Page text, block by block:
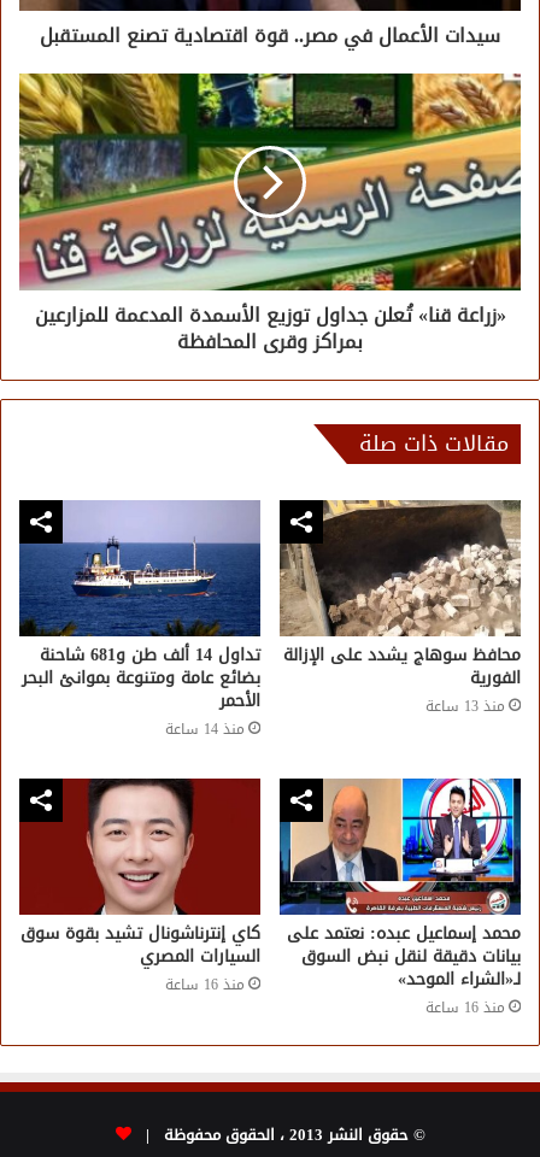
سيدات الأعمال في مصر.. قوة اقتصادية تصنع المستقبل
«زراعة قنا» تُعلن جداول توزيع الأسمدة المدعمة للمزارعين
بمراكز وقرى المحافظة
مقالات ذات صلة
محافظ سوهاج يشدد على الإزالة
الفورية
منذ 13 ساعة
تداول 14 ألف طن و681 شاحنة
بضائع عامة ومتنوعة بموانئ البحر
الأحمر
منذ 14 ساعة
محمد إسماعيل عبده: نعتمد على
بيانات دقيقة لنقل نبض السوق
لـ«الشراء الموحد»
منذ 16 ساعة
كاي إنترناشونال تشيد بقوة سوق
السيارات المصري
منذ 16 ساعة
© حقوق النشر 2013 ، الحقوق محفوظة |